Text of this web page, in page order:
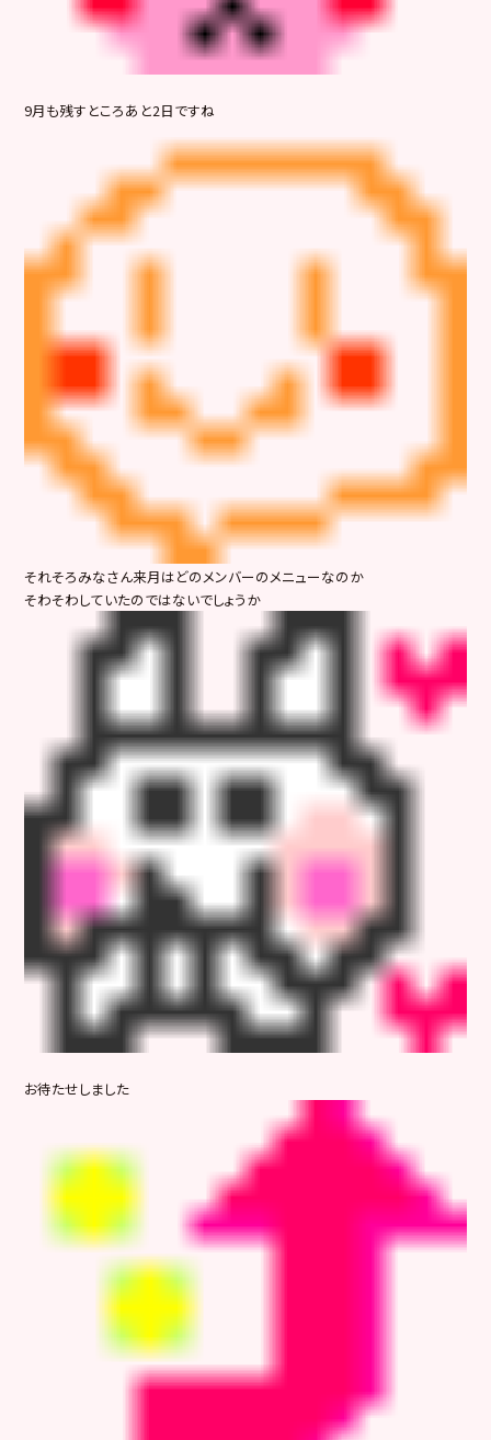
9月も残すところあと2日ですね
それそろみなさん来月はどのメンバーのメニューなのか
そわそわしていたのではないでしょうか
お待たせしました